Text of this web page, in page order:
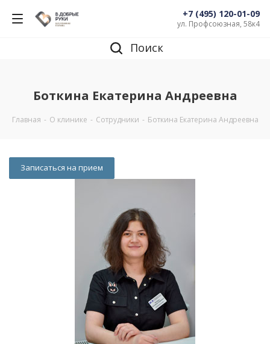
+7 (495) 120-01-09
ул. Профсоюзная, 58к4
Поиск
Боткина Екатерина Андреевна
Главная - О клинике - Сотрудники - Боткина Екатерина Андреевна
Записаться на прием